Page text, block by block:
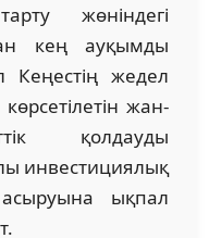
жөніндегі
кең ауқымды
Кеңестің жедел
жан-
қолдауды
инвестициялық
ықпал